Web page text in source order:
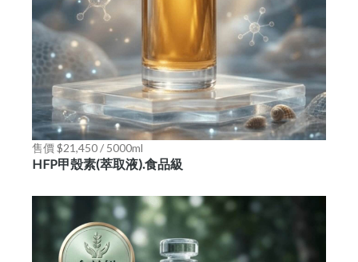
售價 $21,450 / 5000ml
HFP甲殼素(萃取液).食品級